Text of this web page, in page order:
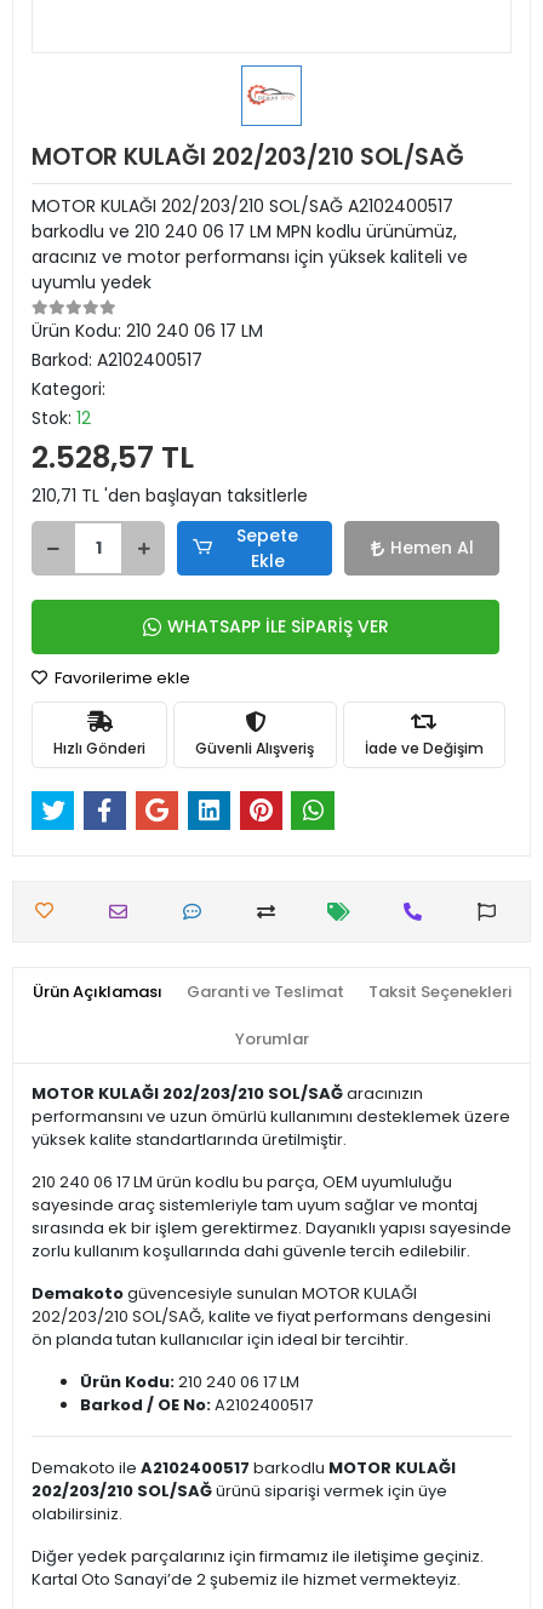
MOTOR KULAĞI 202/203/210 SOL/SAĞ
MOTOR KULAĞI 202/203/210 SOL/SAĞ A2102400517
barkodlu ve 210 240 06 17 LM MPN kodlu ürünümüz,
aracınız ve motor performansı için yüksek kaliteli ve
uyumlu yedek
Ürün Kodu: 210 240 06 17 LM
Barkod: A2102400517
Kategori:
Stok: 12
2.528,57 TL
210,71 TL 'den başlayan taksitlerle
Sepete
Ekle
Hemen Al
WHATSAPP İLE SİPARİŞ VER
Favorilerime ekle
Hızlı Gönderi Güvenli Alışveriş İade ve Değişim
Ürün Açıklaması Garanti ve Teslimat Taksit Seçenekleri
Yorumlar
MOTOR KULAĞI 202/203/210 SOL/SAĞaracınızın
performansını ve uzun ömürlü kullanımını desteklemek üzere
yüksek kalite standartlarında üretilmiştir.
210 240 06 17 LM ürün kodlu bu parça, OEM uyumluluğu
sayesinde araç sistemleriyle tam uyum sağlar ve montaj
sırasında ek bir işlem gerektirmez. Dayanıklı yapısı sayesinde
zorlu kullanım koşullarında dahi güvenle tercih edilebilir.
Demakotogüvencesiyle sunulan MOTOR KULAĞI
202/203/210 SOL/SAĞ, kalite ve fiyat performans dengesini
ön planda tutan kullanıcılar için ideal bir tercihtir.
Ürün Kodu:210 240 06 17 LM
Barkod / OE No:A2102400517
Demakoto ile A2102400517 barkodlu MOTOR KULAĞI
202/203/210 SOL/SAĞürünü siparişi vermek için üye
olabilirsiniz.
Diğer yedek parçalarınız için firmamız ile iletişime geçiniz.
Kartal Oto Sanayi’de 2 şubemiz ile hizmet vermekteyiz.